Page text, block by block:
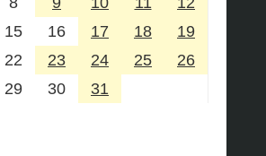
15 16 17 18
19
22 23 24 25
26
29 30 31